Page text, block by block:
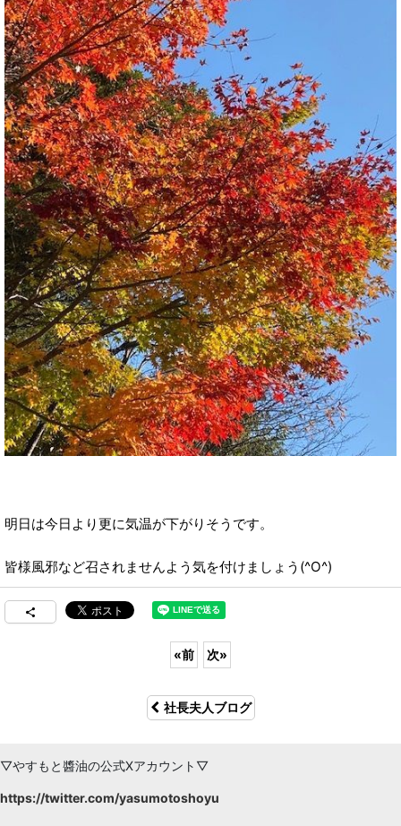
明日は今日より更に気温が下がりそうです。
皆様風邪など召されませんよう気を付けましょう(^O^)
«前 次»
社長夫人ブログ
▽やすもと醬油の公式Xアカウント▽
https://twitter.com/yasumotoshoyu